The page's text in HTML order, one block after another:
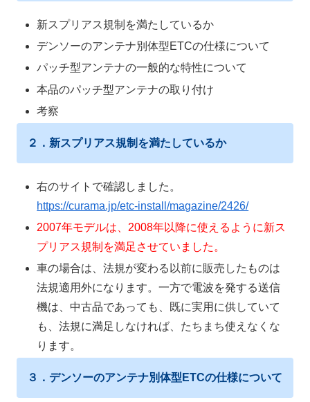
新スプリアス規制を満たしているか
デンソーのアンテナ別体型ETCの仕様について
パッチ型アンテナの一般的な特性について
本品のパッチ型アンテナの取り付け
考察
２ ．新スプリアス規制を満たしているか
右のサイトで確認しました。
https://curama.jp/etc-install/magazine/2426/
2007年モデルは、2008年以降に使えるように新ス
プリアス規制を満足させていました。
車の場合は、法規が変わる以前に販売したものは
法規適用外になります。一方で電波を発する送信
機は、中古品であっても、既に実用に供していて
も、法規に満足しなければ、たちまち使えなくな
ります。
３．デンソーのアンテナ別体型ETCの仕様について